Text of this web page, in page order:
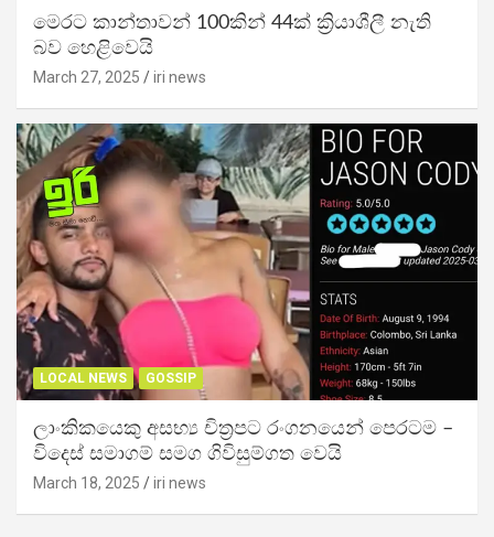
මෙරට කාන්තාවන් 100කින් 44ක් ක්‍රියාශීලී නැති
බව හෙළිවෙයි
March 27, 2025 iri news
LOCAL NEWS GOSSIP
ලාංකිකයෙකු අසභ්‍ය චිත්‍රපට රංගනයෙන් පෙරටම –
විදෙස් සමාගම් සමග ගිවිසුම්ගත වෙයි
March 18, 2025 iri news